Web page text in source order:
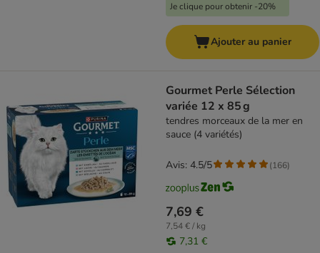
Je clique pour obtenir -20%
Ajouter au panier
Gourmet Perle Sélection
variée 12 x 85 g
tendres morceaux de la mer en
sauce (4 variétés)
7,69 €
7,54 € / kg
7,31 €
Avis: 4.5/5 (166)